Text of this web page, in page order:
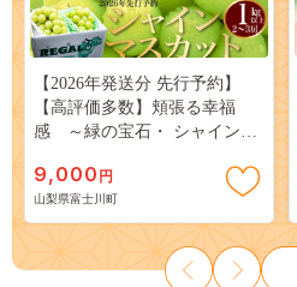
【2026年発送分 先行予約】
【高評価多数】頬張る幸福
感 ～緑の宝石・ シャインマ
３房） フルーツ 山梨県産 果
物 くだもの シャイン マスカ
ット ぶどう ブドウ 葡萄 大粒
種なし 先行予約 富士川町
10000円 一万円 9000円 九千円
9,000 円
山梨県富士川町